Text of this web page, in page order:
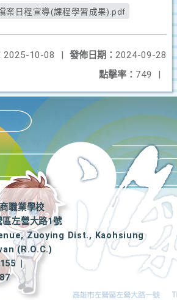
案日程宣導(課程學習成果).pdf
發佈日期： 2024-09-28
2025-10-08
點擊率： 749
職業學校
左營大路1號
Zuoying Dist., Kaohsiung
(R.O.C.)
|